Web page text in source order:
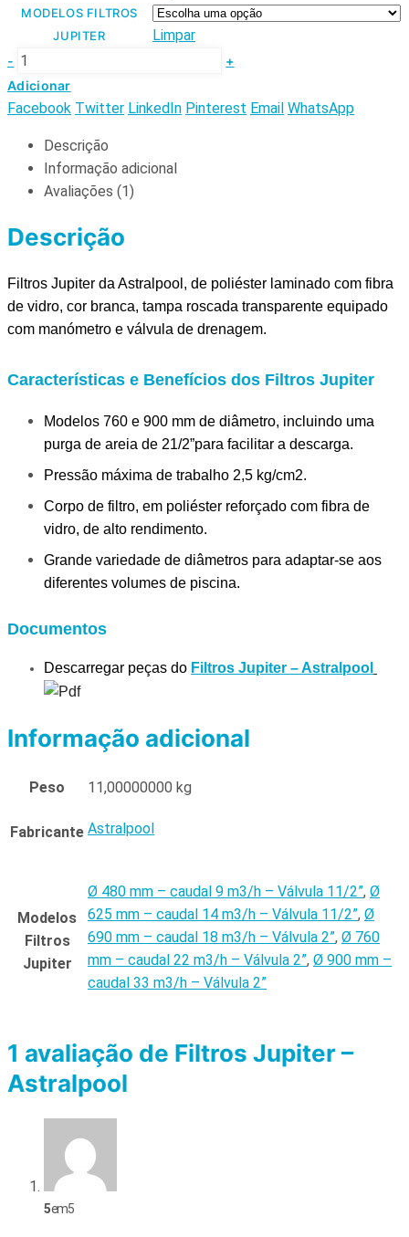
MODELOS FILTROS
JUPITER
Limpar
-
+
Adicionar
Facebook Twitter LinkedIn Pinterest Email WhatsApp
Descrição
Informação adicional
Avaliações (1)
Descrição
Filtros Jupiter da Astralpool, de poliéster laminado com fibra
de vidro, cor branca, tampa roscada transparente equipado
com manómetro e válvula de drenagem.
Características e Benefícios dos Filtros Jupiter
Modelos 760 e 900 mm de diâmetro, incluindo uma
purga de areia de 21/2”para facilitar a descarga.
Pressão máxima de trabalho 2,5 kg/cm2.
Corpo de filtro, em poliéster reforçado com fibra de
vidro, de alto rendimento.
Grande variedade de diâmetros para adaptar-se aos
diferentes volumes de piscina.
Documentos
Descarregar peças do Filtros Jupiter – Astralpool
Informação adicional
Peso 11,00000000 kg
Fabricante Astralpool
Modelos
Filtros
Jupiter
Ø 480 mm – caudal 9 m3/h – Válvula 11/2”, Ø
625 mm – caudal 14 m3/h – Válvula 11/2”, Ø
690 mm – caudal 18 m3/h – Válvula 2”, Ø 760
mm – caudal 22 m3/h – Válvula 2”, Ø 900 mm –
caudal 33 m3/h – Válvula 2”
1 avaliação de Filtros Jupiter –
Astralpool
5em 5